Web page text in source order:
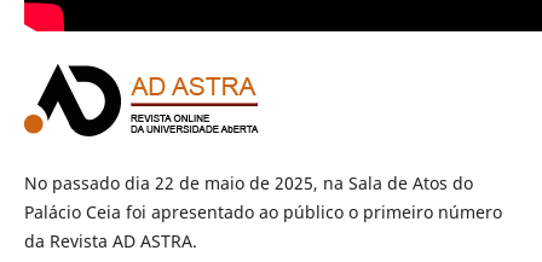
No passado dia 22 de maio de 2025, na Sala de Atos do
Palácio Ceia foi apresentado ao público o primeiro número
da Revista AD ASTRA.